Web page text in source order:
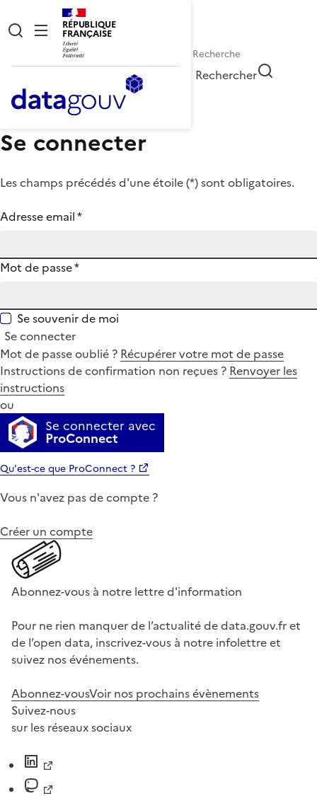
RÉPUBLIQUE
FRANÇAISE
Rechercher
Se connecter
Les champs précédés d'une étoile (*) sont obligatoires.
Adresse email*
Mot de passe*
Se souvenir de moi
Se connecter
Mot de passe oublié ? Récupérer votre mot de passe
Instructions de confirmation non reçues ? Renvoyer les
instructions
ou
Se connecter avec
ProConnect
Qu'est-ce que ProConnect ?
Vous n'avez pas de compte ?
Créer un compte
Abonnez-vous à notre lettre d'information
Pour ne rien manquer de l’actualité de data.gouv.fr et
de l’open data, inscrivez-vous à notre infolettre et
suivez nos événements.
Abonnez-vousVoir nos prochains évènements
Suivez-nous
sur les réseaux sociaux